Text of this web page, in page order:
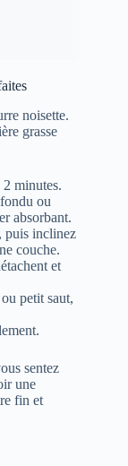
noisette.
grasse
minutes.
ou
absorbant.
puis inclinez
couche.
et
petit saut,
sentez
une
fin et